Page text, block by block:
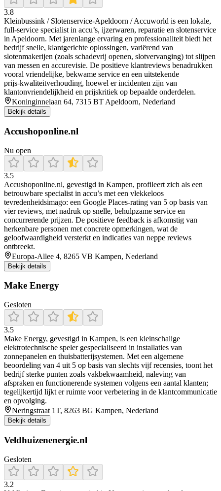
3.8
Kleinbussink / Slotenservice‑Apeldoorn / Accuworld is een lokale,
full‑service specialist in accu’s, ijzerwaren, reparatie en slotenservice
in Apeldoorn. Met jarenlange ervaring en professionaliteit biedt het
bedrijf snelle, klantgerichte oplossingen, variërend van
slotenmakerijen (zoals schadevrij openen, slotvervanging) tot slijpen
van messen en accurevisie. De positieve klantreviews benadrukken
vooral vriendelijke, bekwame service en een uitstekende
prijs‑kwaliteitverhouding, hoewel er incidenten zijn van
klantonvriendelijkheid en prijskritiek op bepaalde onderdelen.
Koninginnelaan 64, 7315 BT Apeldoorn, Nederland
Bekijk details
Accushoponline.nl
Nu open
3.5
Accushoponline.nl, gevestigd in Kampen, profileert zich als een
betrouwbare specialist in accu’s met een vlekkeloos
tevredenheidsimago: een Google Places-rating van 5 op basis van
vier reviews, met nadruk op snelle, behulpzame service en
concurrerende prijzen. De positieve feedback is afkomstig van
herkenbare personen met concrete opmerkingen, wat de
geloofwaardigheid versterkt en indicaties van neppe reviews
ontbreekt.
Europa-Allee 4, 8265 VB Kampen, Nederland
Bekijk details
Make Energy
Gesloten
3.5
Make Energy, gevestigd in Kampen, is een kleinschalige
elektrotechnische speler gespecialiseerd in installaties van
zonnepanelen en thuisbatterijsystemen. Met een algemene
beoordeling van 4 uit 5 op basis van slechts vijf recensies, toont het
bedrijf sterke punten zoals vakbekwaamheid, naleving van
afspraken en functionerende systemen volgens een aantal klanten;
tegelijkertijd lijkt er ruimte voor verbetering in de klantcommunicatie
en opvolging.
Neringstraat 1T, 8263 BG Kampen, Nederland
Bekijk details
Veldhuizenenergie.nl
Gesloten
3.2